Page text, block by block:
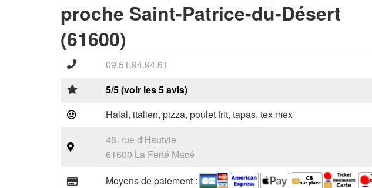
proche Saint-Patrice-du-Désert
(61600)
09.51.94.94.61
5/5 (voir les 5 avis)
Halal, italien, pizza, poulet frit, tapas, tex mex
46, rue d'Hautvie
61600 La Ferté Macé
Moyens de paiement :